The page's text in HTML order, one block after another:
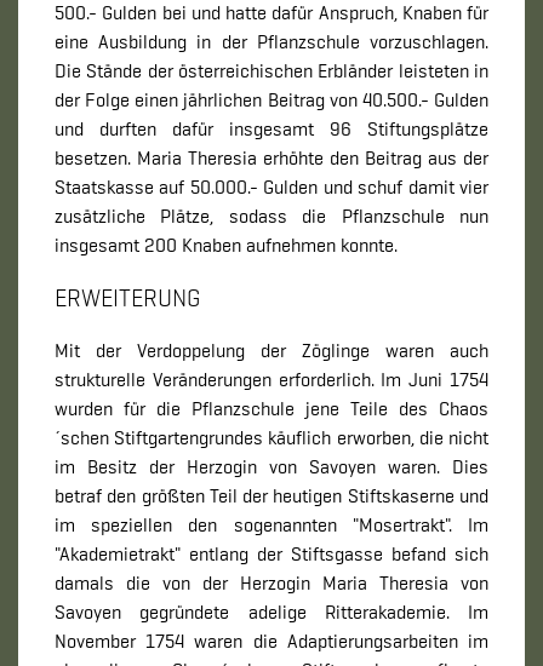
500.- Gulden bei und hatte dafür Anspruch, Knaben für
eine Ausbildung in der Pflanzschule vorzuschlagen.
Die Stände der österreichischen Erbländer leisteten in
der Folge einen jährlichen Beitrag von 40.500.- Gulden
und durften dafür insgesamt 96 Stiftungsplätze
besetzen. Maria Theresia erhöhte den Beitrag aus der
Staatskasse auf 50.000.- Gulden und schuf damit vier
zusätzliche Plätze, sodass die Pflanzschule nun
insgesamt 200 Knaben aufnehmen konnte.
ERWEITERUNG
Mit der Verdoppelung der Zöglinge waren auch
strukturelle Veränderungen erforderlich. Im Juni 1754
wurden für die Pflanzschule jene Teile des Chaos
´schen Stiftgartengrundes käuflich erworben, die nicht
im Besitz der Herzogin von Savoyen waren. Dies
betraf den größten Teil der heutigen Stiftskaserne und
im speziellen den sogenannten "Mosertrakt". Im
"Akademietrakt" entlang der Stiftsgasse befand sich
damals die von der Herzogin Maria Theresia von
Savoyen gegründete adelige Ritterakademie. Im
November 1754 waren die Adaptierungsarbeiten im